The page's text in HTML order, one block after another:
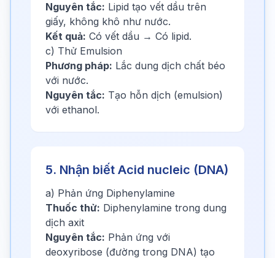
Nguyên tắc: Lipid tạo vết dầu trên
giấy, không khô như nước.
Kết quả: Có vết dầu → Có lipid.
c) Thử Emulsion
Phương pháp: Lắc dung dịch chất béo
với nước.
Nguyên tắc: Tạo hỗn dịch (emulsion)
với ethanol.
5. Nhận biết Acid nucleic (DNA)
a) Phản ứng Diphenylamine
Thuốc thử: Diphenylamine trong dung
dịch axit
Nguyên tắc: Phản ứng với
deoxyribose (đường trong DNA) tạo